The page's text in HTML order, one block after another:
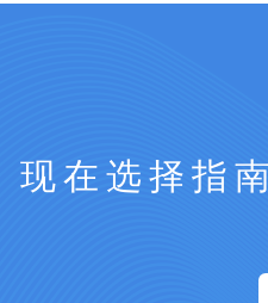
现在选择指